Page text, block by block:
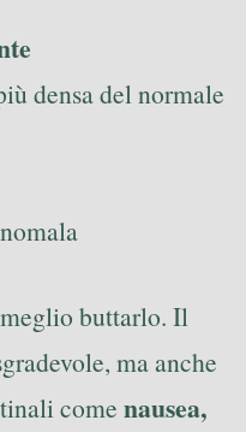
densa del normale
buttarlo. Il
ma anche
come nausea,